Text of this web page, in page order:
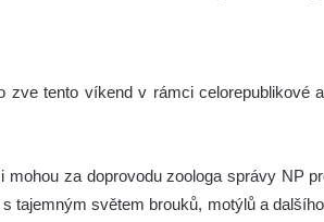
zve tento víkend v rámci celorepublikové
mohou za doprovodu zoologa správy NP
tajemným světem brouků, motýlů a